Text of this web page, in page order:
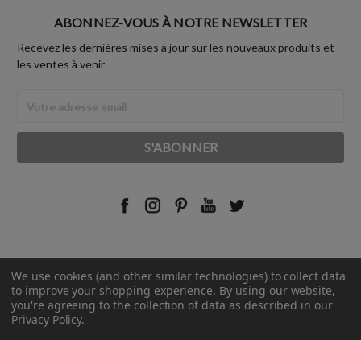
ABONNEZ-VOUS À NOTRE NEWSLETTER
Recevez les dernières mises à jour sur les nouveaux produits et
les ventes à venir
Email
© 2026 Rust-Oleum France.
We use cookies (and other similar technologies) to collect data
to improve your shopping experience. By using our website,
you're agreeing to the collection of data as described in our
Privacy Policy.